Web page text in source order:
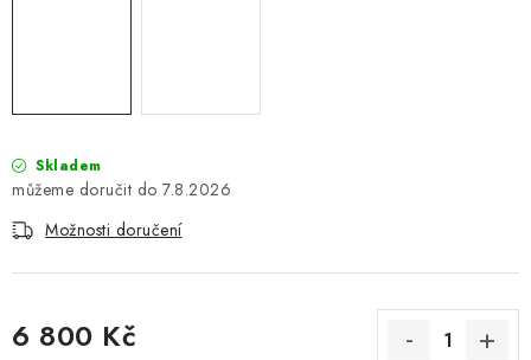
Skladem
7.8.2026
Možnosti doručení
6 800 Kč